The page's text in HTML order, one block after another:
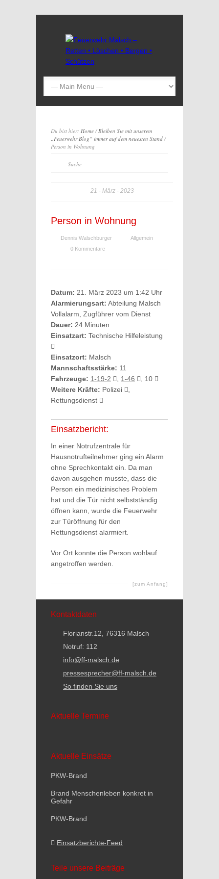
Du bist hier: Home/Bleiben Sie mit unserem
„Feuerwehr Blog“ immer auf dem neuesten Stand/
Person in Wohnung
21 März 2023
Person in Wohnung
Dennis Walschburger
Allgemein
0 Kommentare
Datum: 21. März 2023 um 1:42 Uhr
Alarmierungsart: Abteilung Malsch
Vollalarm, Zugführer vom Dienst
Dauer: 24 Minuten
Einsatzart: Technische Hilfeleistung
Einsatzort: Malsch
Mannschaftsstärke: 11
Fahrzeuge: 1-19-2 1-46
, 10
Weitere Kräfte: Polizei
Rettungsdienst
Einsatzbericht:
In einer Notrufzentrale für
Hausnotrufteilnehmer ging ein Alarm
ohne Sprechkontakt ein. Da man
davon ausgehen musste, dass die
Person ein medizinisches Problem
hat und die Tür nicht selbstständig
öffnen kann, wurde die Feuerwehr
zur Türöffnung für den
Rettungsdienst alarmiert.
Vor Ort konnte die Person wohlauf
angetroffen werden.
[zum Anfang]
Kontaktdaten
Florianstr.12, 76316 Malsch
Notruf: 112
info@ff-malsch.de
pressesprecher@ff-malsch.de
So finden Sie uns
Aktuelle Termine
Aktuelle Einsätze
PKW-Brand
Brand Menschenleben konkret in
Gefahr
PKW-Brand
Einsatzberichte-Feed
Teile unsere Beiträge